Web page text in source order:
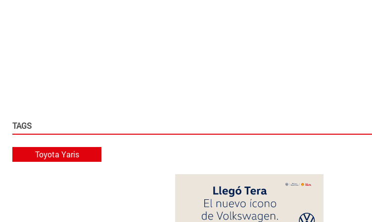
TAGS
Toyota Yaris